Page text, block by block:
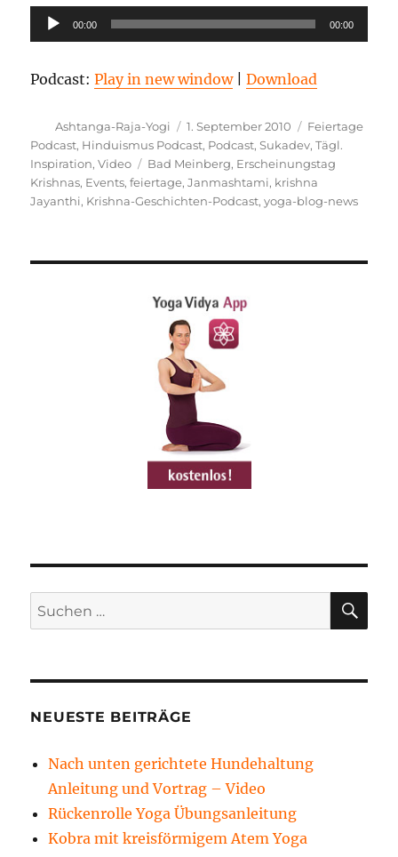
Audio-
Player
00:00 00:00
Podcast:Play in new window|Download
Autor
Ashtanga-Raja-Yogi
Veröffentlicht
am
1. September 2010 Kategorien
Feiertage
Podcast, Hinduismus Podcast, Podcast,Sukadev,Tägl.
Inspiration,Video Schlagwörter
Bad Meinberg, Erscheinungstag
Krishnas, Events,feiertage,Janmashtami, krishna
Jayanthi, Krishna-Geschichten-Podcast,yoga-blog-news
Suchen
nach:
NEUESTE BEITRÄGE
Nach unten gerichtete Hundehaltung
Anleitung und Vortrag – Video
Rückenrolle Yoga Übungsanleitung
Kobra mit kreisförmigem Atem Yoga